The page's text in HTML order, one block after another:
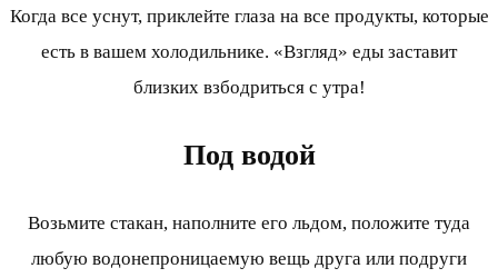
Когда все уснут, приклейте глаза на все продукты, которые
есть в вашем холодильнике. «Взгляд» еды заставит
близких взбодриться с утра!
Под водой
Возьмите стакан, наполните его льдом, положите туда
любую водонепроницаемую вещь друга или подруги